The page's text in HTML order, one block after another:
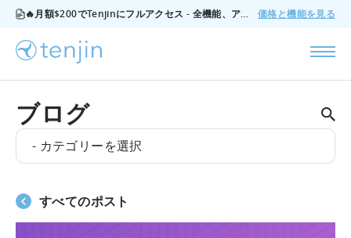
🔥月額$200でTenjinにフルアクセス - 全機能、アドオンなし、いつでもキャンセル可能。 価格と機能を見る
ブログ
- カテゴリーを選択
すべてのポスト